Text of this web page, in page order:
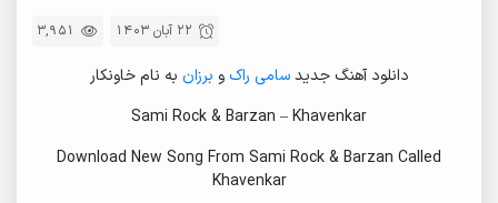
3,951 22 آبان 1403
دانلود آهنگ جدیدسامی راک و برزان به نام خاونکار
Sami Rock & Barzan – Khavenkar
Download New Song From Sami Rock & Barzan Called
Khavenkar